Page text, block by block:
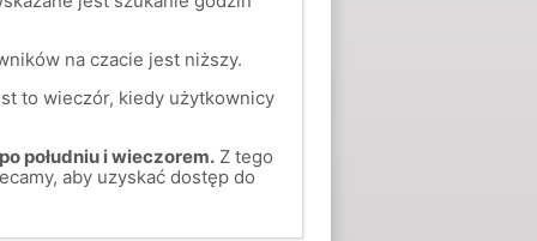
na czacie jest niższy.
to wieczór, kiedy użytkownicy
południu i wieczorem.Z tego
aby uzyskać dostęp do